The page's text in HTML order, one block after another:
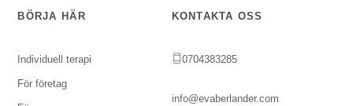
BÖRJA HÄR
Individuell terapi
För företag
KONTAKTA OSS
0704383285
info@evaberlander.com